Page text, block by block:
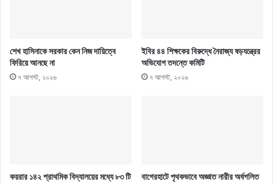
শেখ হাসিনাকে সরকার কেন নিজ দায়িত্বে
ফিরিয়ে আনছে না
৭ আগস্ট, ২০২৬
ইবির ৪৪ শিক্ষকের বিরুদ্ধে নৈরাজ্য ষড়যন্ত্রের
অভিযোগ তদন্তে কমিটি
৭ আগস্ট, ২০২৬
কয়রার ১৪২ প্রাথমিক বিদ্যালয়ের মধ্যে ৮৩ টি
বাগেরহাটে পৃথকভাবে অজ্ঞাত নারীর অর্ধগলিত